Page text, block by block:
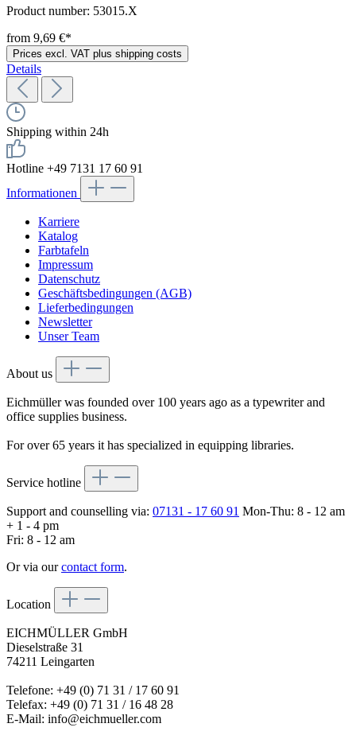
Product number: 53015.X
from 9,69 €*
Prices excl. VAT plus shipping costs
Details
Shipping within 24h
Hotline +49 7131 17 60 91
Informationen
Karriere
Katalog
Farbtafeln
Impressum
Datenschutz
Geschäftsbedingungen (AGB)
Lieferbedingungen
Newsletter
Unser Team
About us
Eichmüller was founded over 100 years ago as a typewriter and
office supplies business.
For over 65 years it has specialized in equipping libraries.
Service hotline
Support and counselling via: 07131 - 17 60 91 Mon-Thu: 8 - 12 am
+ 1 - 4 pm
Fri: 8 - 12 am
Or via ourcontact form.
Location
EICHMÜLLER GmbH
Dieselstraße 31
74211 Leingarten
Telefone: +49 (0) 71 31 / 17 60 91
Telefax: +49 (0) 71 31 / 16 48 28
E-Mail: info@eichmueller.com